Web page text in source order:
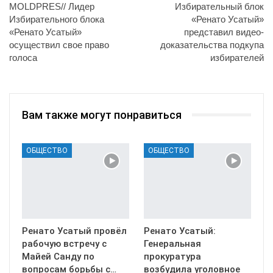
MOLDPRES// Лидер
Избирательного блока
«Ренато Усатый»
осуществил свое право
голоса
Избирательный блок
«Ренато Усатый»
представил видео-
доказательства подкупа
избирателей
Вам также могут понравиться
ОБЩЕСТВО
Ренато Усатый провёл
рабочую встречу с
Майей Санду по
вопросам борьбы с…
ОБЩЕСТВО
Ренато Усатый:
Генеральная
прокуратура
возбудила уголовное